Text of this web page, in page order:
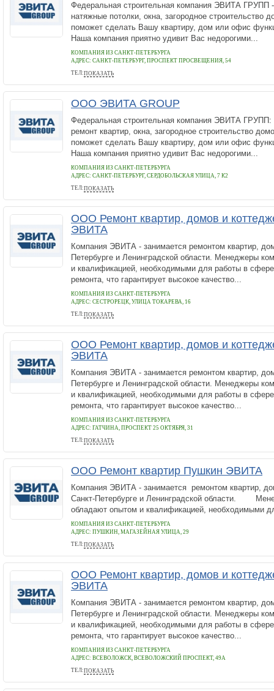
Федеральная строительная компания ЭВИТА ГРУПП
натяжные потолки, окна, загородное строительство
поможет сделать Вашу квартиру, дом или офис
Наша компания приятно удивит Вас недорогими...
КОМПАНИЯ ИЗ САНКТ-ПЕТЕРБУРГА
АДРЕС: САНКТ-ПЕТЕРБУРГ, ПРОСПЕКТ ПРОСВЕЩЕНИЯ, 54
ТЕЛ:ПОКАЗАТЬ
+78005112909
ООО ЭВИТА GROUP
Федеральная строительная компания ЭВИТА ГРУПП:
ремонт квартир, окна, загородное строительство
поможет сделать Вашу квартиру, дом или офис
Наша компания приятно удивит Вас недорогими...
КОМПАНИЯ ИЗ САНКТ-ПЕТЕРБУРГА
АДРЕС: САНКТ-ПЕТЕРБУРГ, СЕРДОБОЛЬСКАЯ УЛИЦА, 7 К2
ТЕЛ:ПОКАЗАТЬ
+7 800 511 29 09
ООО Ремонт квартир, домов и
ЭВИТА
Компания ЭВИТА - занимается ремонтом квартир,
Петербурге и Ленинградской области. Менеджеры
и квалификацией, необходимыми для работы в сфере
ремонта, что гарантирует высокое качество...
КОМПАНИЯ ИЗ САНКТ-ПЕТЕРБУРГА
АДРЕС: СЕСТРОРЕЦК, УЛИЦА ТОКАРЕВА, 16
ТЕЛ:ПОКАЗАТЬ
+7 812 920 43 70
ООО Ремонт квартир, домов и
ЭВИТА
Компания ЭВИТА - занимается ремонтом квартир,
Петербурге и Ленинградской области. Менеджеры
и квалификацией, необходимыми для работы в сфере
ремонта, что гарантирует высокое качество...
КОМПАНИЯ ИЗ САНКТ-ПЕТЕРБУРГА
АДРЕС: ГАТЧИНА, ПРОСПЕКТ 25 ОКТЯБРЯ, 31
ТЕЛ:ПОКАЗАТЬ
+7 812 920 43 70
ООО Ремонт квартир Пушкин ЭВИТА
Компания ЭВИТА - занимается ремонтом квартир,
Санкт-Петербурге и Ленинградской области.
обладают опытом и квалификацией, необходимыми
КОМПАНИЯ ИЗ САНКТ-ПЕТЕРБУРГА
АДРЕС: ПУШКИН, МАГАЗЕЙНАЯ УЛИЦА, 29
ТЕЛ:ПОКАЗАТЬ
+7 812 920 43 70
ООО Ремонт квартир, домов и
ЭВИТА
Компания ЭВИТА - занимается ремонтом квартир,
Петербурге и Ленинградской области. Менеджеры
и квалификацией, необходимыми для работы в сфере
ремонта, что гарантирует высокое качество...
КОМПАНИЯ ИЗ САНКТ-ПЕТЕРБУРГА
АДРЕС: ВСЕВОЛОЖСК, ВСЕВОЛОЖСКИЙ ПРОСПЕКТ, 49А
ТЕЛ:ПОКАЗАТЬ
+7 812 9204370